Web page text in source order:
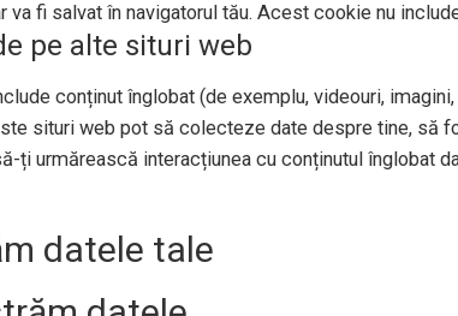
va fi salvat în navigatorul tău. Acest cookie nu
pe alte situri web
conținut înglobat (de exemplu, videouri,
situri web pot să colecteze date despre tine,
ți urmărească interacțiunea cu conținutul înglobat
datele tale